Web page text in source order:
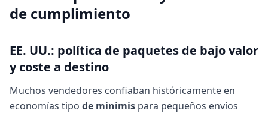
de cumplimiento
EE. UU.: política de paquetes de bajo valor
y coste a destino
Muchos vendedores confiaban históricamente en
economías tipo de minimis para pequeños envíos